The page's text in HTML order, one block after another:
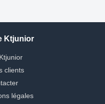
Ktjunior
clients
légales